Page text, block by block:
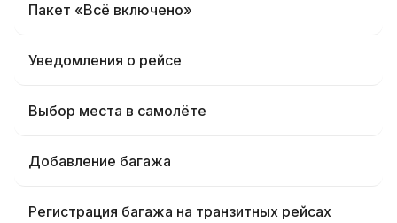
Пакет «Всё включено»
Уведомления о рейсе
Выбор места в самолёте
Добавление багажа
Регистрация багажа на транзитных рейсах